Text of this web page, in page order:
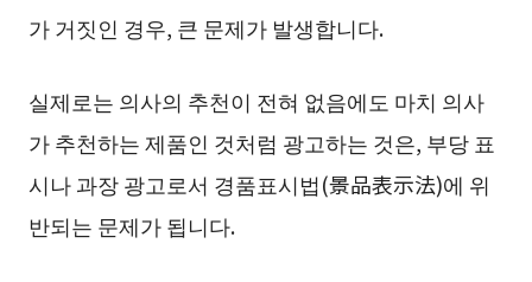
가 거짓인 경우, 큰 문제가 발생합니다.
실제로는 의사의 추천이 전혀 없음에도 마치 의사
가 추천하는 제품인 것처럼 광고하는 것은, 부당 표
시나 과장 광고로서 경품표시법(景品表示法)에 위
반되는 문제가 됩니다.